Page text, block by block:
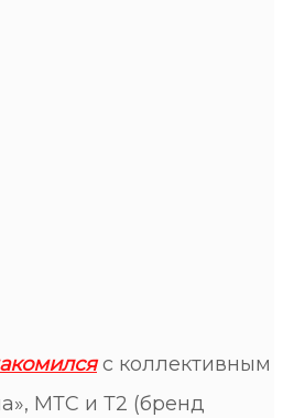
с коллективным
МТС и Т2 (бренд